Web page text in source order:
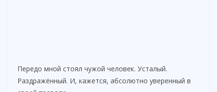
Передо мной стоял чужой человек. Усталый.
Раздражённый. И, кажется, абсолютно уверенный в